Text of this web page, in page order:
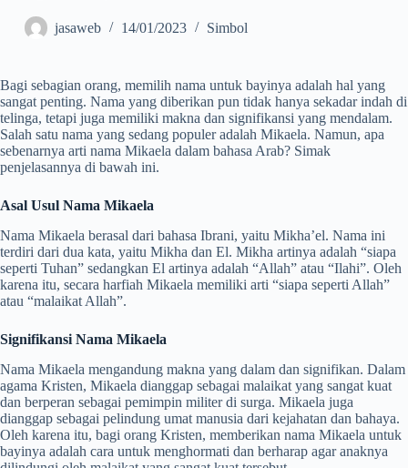
jasaweb 14/01/2023 Simbol
Bagi sebagian orang, memilih nama untuk bayinya adalah hal yang
sangat penting. Nama yang diberikan pun tidak hanya sekadar indah di
telinga, tetapi juga memiliki makna dan signifikansi yang mendalam.
Salah satu nama yang sedang populer adalah Mikaela. Namun, apa
sebenarnya arti nama Mikaela dalam bahasa Arab? Simak
penjelasannya di bawah ini.
Asal Usul Nama Mikaela
Nama Mikaela berasal dari bahasa Ibrani, yaitu Mikha’el. Nama ini
terdiri dari dua kata, yaitu Mikha dan El. Mikha artinya adalah “siapa
seperti Tuhan” sedangkan El artinya adalah “Allah” atau “Ilahi”. Oleh
karena itu, secara harfiah Mikaela memiliki arti “siapa seperti Allah”
atau “malaikat Allah”.
Signifikansi Nama Mikaela
Nama Mikaela mengandung makna yang dalam dan signifikan. Dalam
agama Kristen, Mikaela dianggap sebagai malaikat yang sangat kuat
dan berperan sebagai pemimpin militer di surga. Mikaela juga
dianggap sebagai pelindung umat manusia dari kejahatan dan bahaya.
Oleh karena itu, bagi orang Kristen, memberikan nama Mikaela untuk
bayinya adalah cara untuk menghormati dan berharap agar anaknya